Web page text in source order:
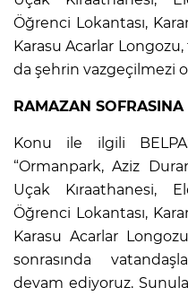
Öğrenci Lokantası,
Karasu Acarlar
da şehrin vazgeçilmezi
RAMAZAN SOFRASINA
Konu ile ilgili
“Ormanpark, Aziz
Uçak Kıraathanesi,
Öğrenci Lokantası,
Karasu Acarlar
sonrasında
devam ediyoruz.